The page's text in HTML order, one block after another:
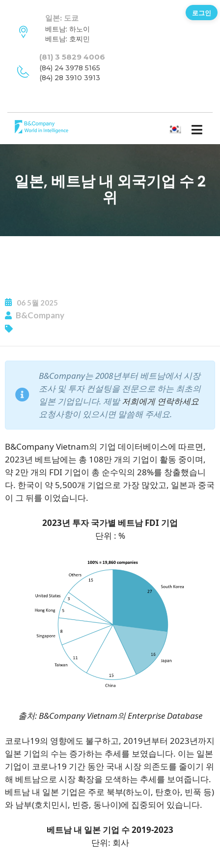
일본: 도쿄
베트남: 하노이
베트남: 호찌민
(81) 3 5829 4006
(84) 24 3978 5165
(84) 28 3910 3913
한국어
일본, 베트남 내 외국기업 수 2
위
06 5월 2025
B&Company
B&Company는 2008년부터 베트남에서 시장
조사 및 투자 컨설팅을 전문으로 하는 최초의
일본 기업입니다. 제발저희에게 연락하세요
요청사항이 있으시면 말씀해 주세요.
B&Company Vietnam의 기업 데이터베이스에 따르면,
2023년 베트남에는 총 108만 개의 기업이 활동 중이며,
약 2만 개의 FDI 기업이 총 순수익의 28%를 창출했습니
다. 한국이 약 5,500개 기업으로 가장 많았고, 일본과 중국
이 그 뒤를 이었습니다.
2023년 투자 국가별 베트남 FDI 기업
단위 : %
출처: B&Company Vietnam의 Enterprise Database
코로나19의 영향에도 불구하고, 2019년부터 2023년까지
일본 기업의 수는 증가하는 추세를 보였습니다. 이는 일본
기업이 코로나19 기간 동안 국내 시장 의존도를 줄이기 위
해 베트남으로 시장 확장을 모색하는 추세를 보여줍니다.
베트남 내 일본 기업은 주로 북부(하노이, 탄호아, 빈푹 등)
와 남부(호치민시, 빈증, 동나이)에 집중되어 있습니다.
베트남 내 일본 기업 수 2019-2023
단위: 회사
로그인
뉴스레터 구독